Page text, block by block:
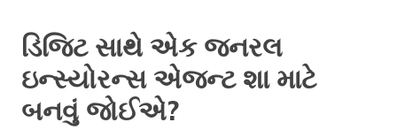
પોતાની જાતને અને તેઓની માલિકીની વસ્તુઓનો ઇન્સ્યોરન્સ લેવાનું
પસંદ કરી રહી છે.
*અસ્વીકરણ - એજન્ટ માટે કોઈ ચોક્કસ શ્રેણી નથી. જો તમે જનરલ
ઇન્સ્યોરન્સ એજન્ટ બનવા માટે નોંધણી કરો છો, તો તમે જનરલ
ઇન્સ્યોરન્સના તમામ ઉત્પાદનો વેચી શકો છો.
ડિજિટ સાથે એક જનરલ
ઇન્સ્યોરન્સ એજન્ટ શા માટે
બનવું જોઈએ?